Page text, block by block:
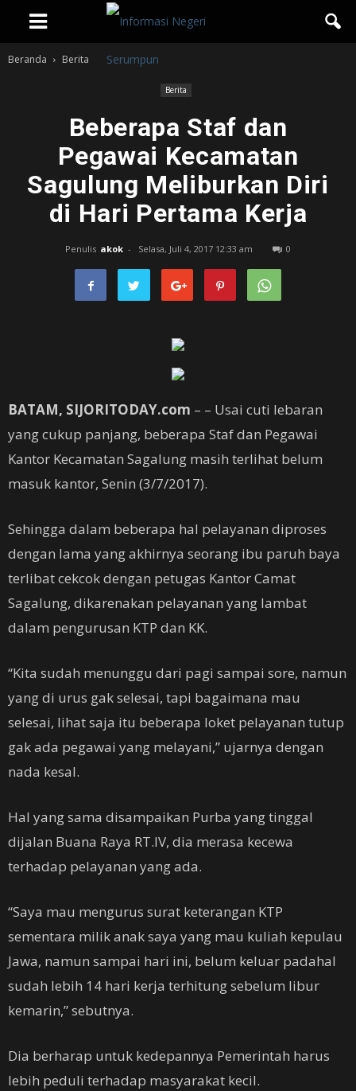
Beranda Berita
Berita
Beberapa Staf dan
Pegawai Kecamatan
Sagulung Meliburkan Diri
di Hari Pertama Kerja
Penulis akok - Selasa, Juli 4, 2017 12:33 am 0
BATAM, SIJORITODAY.com – – Usai cuti lebaran
yang cukup panjang, beberapa Staf dan Pegawai
Kantor Kecamatan Sagalung masih terlihat belum
masuk kantor, Senin (3/7/2017).
Sehingga dalam beberapa hal pelayanan diproses
dengan lama yang akhirnya seorang ibu paruh baya
terlibat cekcok dengan petugas Kantor Camat
Sagalung, dikarenakan pelayanan yang lambat
dalam pengurusan KTP dan KK.
“Kita sudah menunggu dari pagi sampai sore, namun
yang di urus gak selesai, tapi bagaimana mau
selesai, lihat saja itu beberapa loket pelayanan tutup
gak ada pegawai yang melayani,” ujarnya dengan
nada kesal.
Hal yang sama disampaikan Purba yang tinggal
dijalan Buana Raya RT.IV, dia merasa kecewa
terhadap pelayanan yang ada.
“Saya mau mengurus surat keterangan KTP
sementara milik anak saya yang mau kuliah kepulau
Jawa, namun sampai hari ini, belum keluar padahal
sudah lebih 14 hari kerja terhitung sebelum libur
kemarin,” sebutnya.
Dia berharap untuk kedepannya Pemerintah harus
lebih peduli terhadap masyarakat kecil.